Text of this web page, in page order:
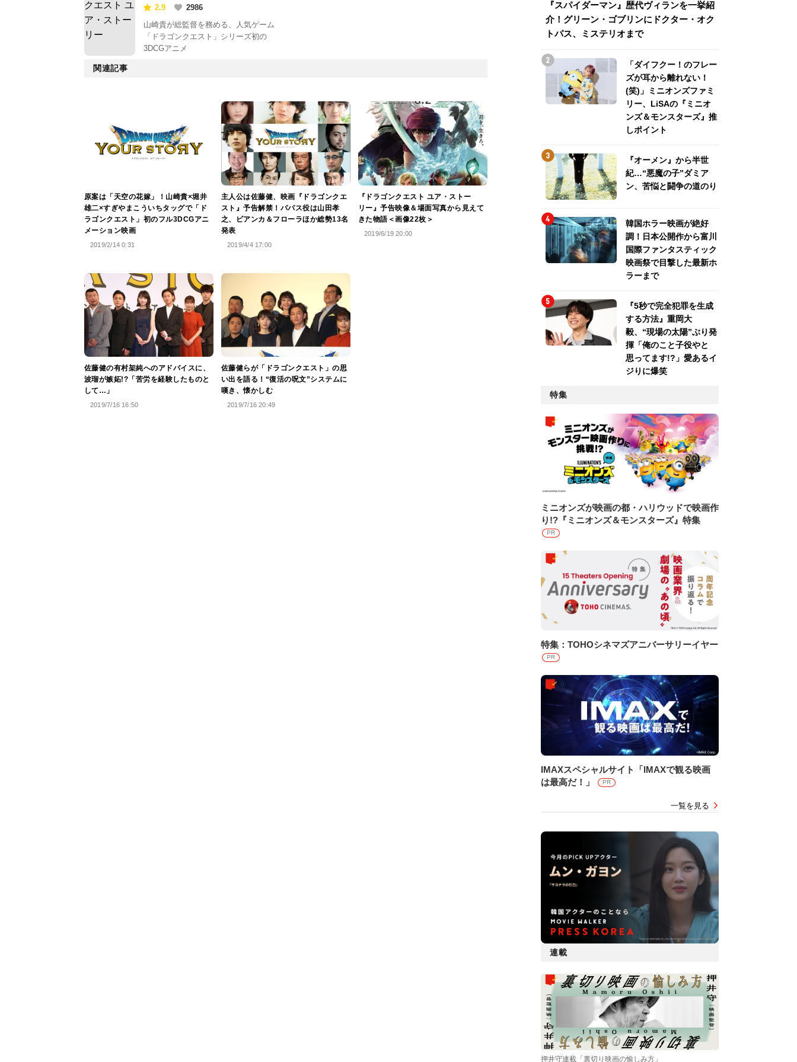
リー2.9
2986
山崎貴が総監督を務める、人気ゲーム
「ドラゴンクエスト」シリーズ初の
3DCGアニメ
関連記事
原案は「天空の花嫁」！山崎貴×堀井
雄二×すぎやまこういちタッグで「ド
ラゴンクエスト」初のフル3DCGアニ
メーション映画
2019/2/14 0:31
主人公は佐藤健、映画『ドラゴンクエ
スト』予告解禁！パパス役は山田孝
之、ビアンカ＆フローラほか総勢13名
発表
2019/4/4 17:00
『ドラゴンクエスト ユア・ストー
リー』予告映像＆場面写真から見えて
きた物語＜画像22枚＞
2019/6/19 20:00
佐藤健の有村架純へのアドバイスに、
波瑠が嫉妬!?「苦労を経験したものと
して…」
2019/7/16 16:50
佐藤健らが「ドラゴンクエスト」の思
い出を語る！“復活の呪文”システムに
嘆き、懐かしむ
2019/7/16 20:49
『スパイダーマン』歴代ヴィランを一挙紹
介！グリーン・ゴブリンにドクター・オク
トパス、ミステリオまで
「ダイフクー！のフレー
ズが耳から離れない！
(笑)」ミニオンズファミ
リー、LiSAの『ミニオ
ンズ＆モンスターズ』推
しポイント
『オーメン』から半世
紀…“悪魔の子”ダミア
ン、苦悩と闘争の道のり
韓国ホラー映画が絶好
調！日本公開作から富川
国際ファンタスティック
映画祭で目撃した最新ホ
ラーまで
『5秒で完全犯罪を生成
する方法』重岡大
毅、“現場の太陽”ぶり発
揮「俺のこと子役やと
思ってます!?」愛あるイ
ジりに爆笑
特集
ミニオンズが映画の都・ハリウッドで映画作
り!?『ミニオンズ＆モンスターズ』特集
PR
特集：TOHOシネマズアニバーサリーイヤー
PR
IMAXスペシャルサイト「IMAXで観る映画
は最高だ！」
PR
一覧を見る
連載
押井守連載「裏切り映画の愉しみ方」